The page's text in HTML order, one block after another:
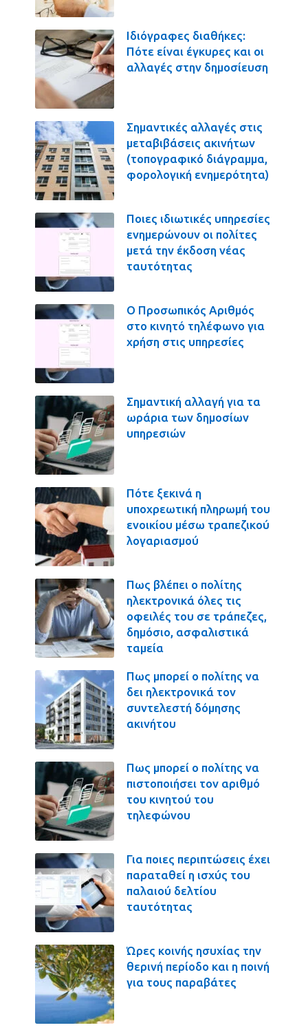
Ιδιόγραφες διαθήκες:
Πότε είναι έγκυρες και οι
αλλαγές στην δημοσίευση
Σημαντικές αλλαγές στις
μεταβιβάσεις ακινήτων
(τοπογραφικό διάγραμμα,
φορολογική ενημερότητα)
Ποιες ιδιωτικές υπηρεσίες
ενημερώνουν οι πολίτες
μετά την έκδοση νέας
ταυτότητας
Ο Προσωπικός Αριθμός
στο κινητό τηλέφωνο για
χρήση στις υπηρεσίες
Σημαντική αλλαγή για τα
ωράρια των δημοσίων
υπηρεσιών
Πότε ξεκινά η
υποχρεωτική πληρωμή του
ενοικίου μέσω τραπεζικού
λογαριασμού
Πως βλέπει ο πολίτης
ηλεκτρονικά όλες τις
οφειλές του σε τράπεζες,
δημόσιο, ασφαλιστικά
ταμεία
Πως μπορεί ο πολίτης να
δει ηλεκτρονικά τον
συντελεστή δόμησης
ακινήτου
Πως μπορεί ο πολίτης να
πιστοποιήσει τον αριθμό
του κινητού του
τηλεφώνου
Για ποιες περιπτώσεις έχει
παραταθεί η ισχύς του
παλαιού δελτίου
ταυτότητας
Ώρες κοινής ησυχίας την
θερινή περίοδο και η ποινή
για τους παραβάτες